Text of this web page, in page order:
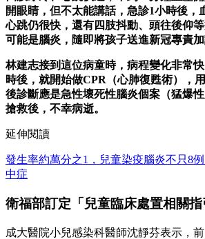
開眼睛，但不太能講話，急診1小時後，
心跳仍很快，還有四肢抖動、頭往後仰
可能是腦炎，隨即將孩子送進新冠專責加
林建志接到這位病童時，病程變化非常
時後，就開始做CPR（心肺復甦術），
後診斷應是急性壞死性腦炎個案（猛爆
搶救後，不幸病逝。
延伸閱讀
發生率約萬分之1，兒童染疫腦炎不只8
中症
衛福部訂定「兒童臨床處置相關
成大醫院小兒感染科醫師沈靜芬表示，